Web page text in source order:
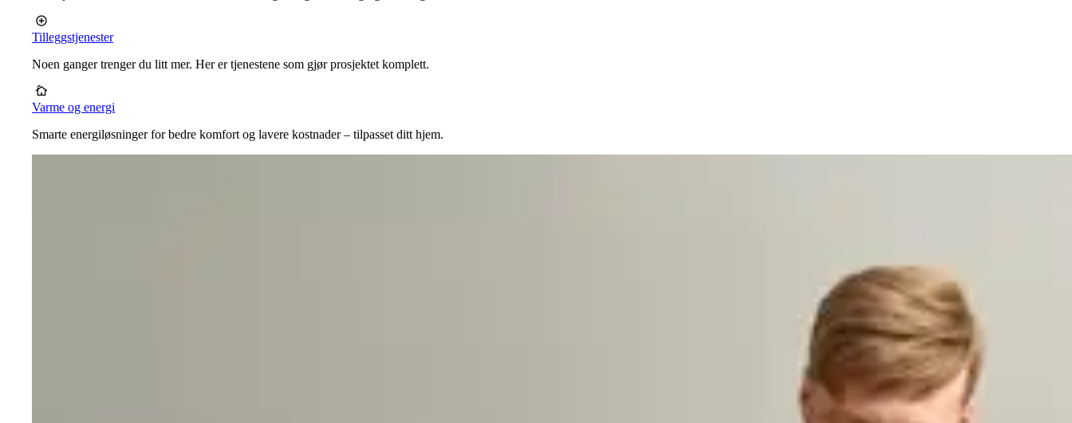
Tilleggstjenester
Noen ganger trenger du litt mer. Her er tjenestene som gjør prosjektet komplett.
Varme og energi
Smarte energiløsninger for bedre komfort og lavere kostnader – tilpasset ditt hjem.